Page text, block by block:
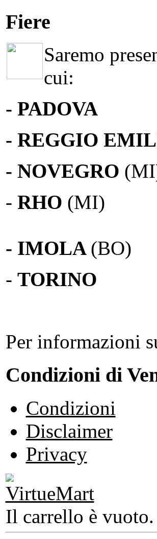
Fiere
Saremo
cui:
- PADOVA
- REGGIO
- NOVEGRO
- RHO (MI)
- IMOLA (BO)
- TORINO
Per informazioni
Condizioni di
Condizioni
Disclaimer
Privacy
Il carrello è vuoto.